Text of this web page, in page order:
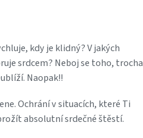
kdy je klidný? V jakých
srdcem? Neboj se toho, trocha
Naopak!!
Ochrání v situacích, které Ti
absolutní srdečné štěstí.